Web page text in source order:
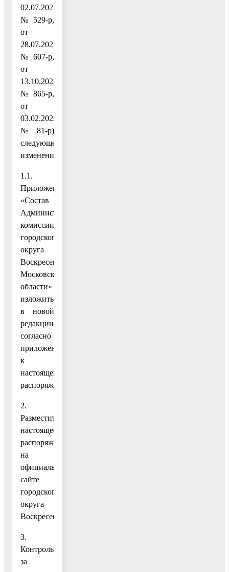
02.07.2021
№ 529-р,
от
28.07.2021
№ 607-р,
от
13.10.2021
№ 865-р,
от
03.02.2022
№ 81-р)
следующее
изменение:
1.1.
Приложение
«Состав
Административной
комиссии
городского
округа
Воскресенск
Московской
области»
изложить
в новой
редакции
согласно
приложению
к
настоящему
распоряжению.
2.
Разместить
настоящее
распоряжение
на
официальном
сайте
городского
округа
Воскресенск.
3.
Контроль
за